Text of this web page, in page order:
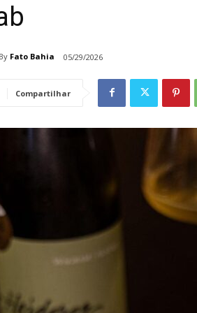
By Fato Bahia 05/29/2026
Compartilhar